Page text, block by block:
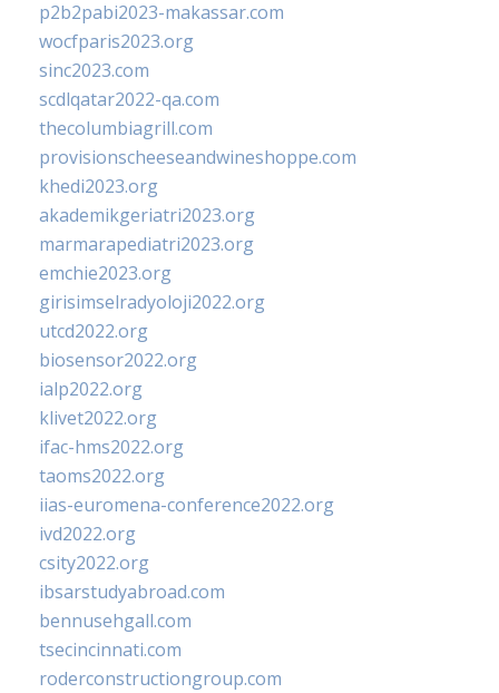
p2b2pabi2023-makassar.com
wocfparis2023.org
sinc2023.com
scdlqatar2022-qa.com
thecolumbiagrill.com
provisionscheeseandwineshoppe.com
khedi2023.org
akademikgeriatri2023.org
marmarapediatri2023.org
emchie2023.org
girisimselradyoloji2022.org
utcd2022.org
biosensor2022.org
ialp2022.org
klivet2022.org
ifac-hms2022.org
taoms2022.org
iias-euromena-conference2022.org
ivd2022.org
csity2022.org
ibsarstudyabroad.com
bennusehgall.com
tsecincinnati.com
roderconstructiongroup.com